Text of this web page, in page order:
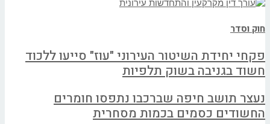
חוק וסדר
פקחי יחידת השיטור העירוני "עוז" סייעו ללכוד
חשוד בגניבה בשוק תלפיות
נעצר תושב חיפה שברכבו נתפסו חומרים
החשודים כסמים בכמות מסחרית